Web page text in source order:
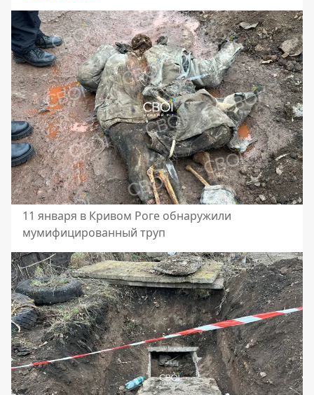
11 января в Кривом Роге обнаружили
мумифицированный труп